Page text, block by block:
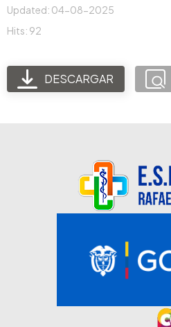
Updated: 04-08-2025
Hits: 92
DESCARGAR